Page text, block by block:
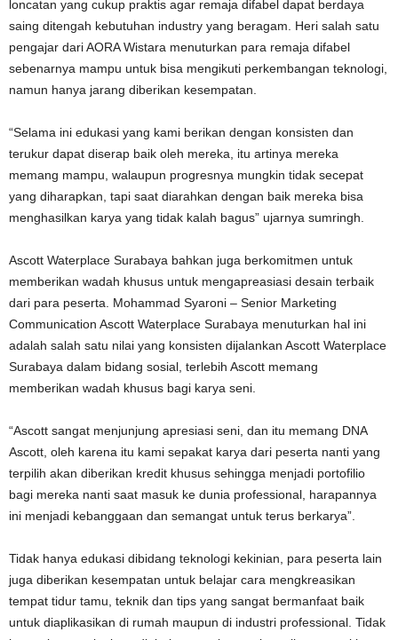
loncatan yang cukup praktis agar remaja difabel dapat berdaya
saing ditengah kebutuhan industry yang beragam. Heri salah satu
pengajar dari AORA Wistara menuturkan para remaja difabel
sebenarnya mampu untuk bisa mengikuti perkembangan teknologi,
namun hanya jarang diberikan kesempatan.
“Selama ini edukasi yang kami berikan dengan konsisten dan
terukur dapat diserap baik oleh mereka, itu artinya mereka
memang mampu, walaupun progresnya mungkin tidak secepat
yang diharapkan, tapi saat diarahkan dengan baik mereka bisa
menghasilkan karya yang tidak kalah bagus” ujarnya sumringh.
Ascott Waterplace Surabaya bahkan juga berkomitmen untuk
memberikan wadah khusus untuk mengapreasiasi desain terbaik
dari para peserta. Mohammad Syaroni – Senior Marketing
Communication Ascott Waterplace Surabaya menuturkan hal ini
adalah salah satu nilai yang konsisten dijalankan Ascott Waterplace
Surabaya dalam bidang sosial, terlebih Ascott memang
memberikan wadah khusus bagi karya seni.
“Ascott sangat menjunjung apresiasi seni, dan itu memang DNA
Ascott, oleh karena itu kami sepakat karya dari peserta nanti yang
terpilih akan diberikan kredit khusus sehingga menjadi portofilio
bagi mereka nanti saat masuk ke dunia professional, harapannya
ini menjadi kebanggaan dan semangat untuk terus berkarya”.
Tidak hanya edukasi dibidang teknologi kekinian, para peserta lain
juga diberikan kesempatan untuk belajar cara mengkreasikan
tempat tidur tamu, teknik dan tips yang sangat bermanfaat baik
untuk diaplikasikan di rumah maupun di industri professional. Tidak